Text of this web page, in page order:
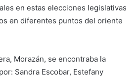
en estas elecciones legislativas
en diferentes puntos del oriente
Morazán, se encontraba la
Sandra Escobar, Estefany